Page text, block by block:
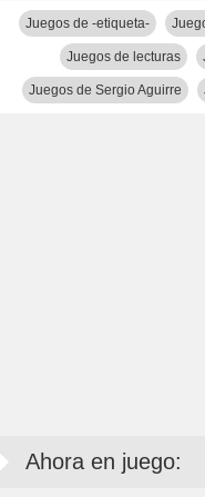
Juegos de -etiqueta-
Juegos de lecturas
Juegos de Sergio Aguirre
Ahora en juego: